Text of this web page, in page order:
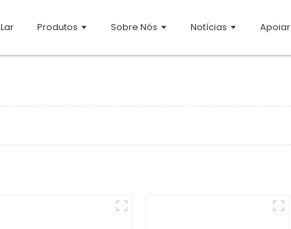
Lar Produtos Sobre Nós Notícias Apoiar